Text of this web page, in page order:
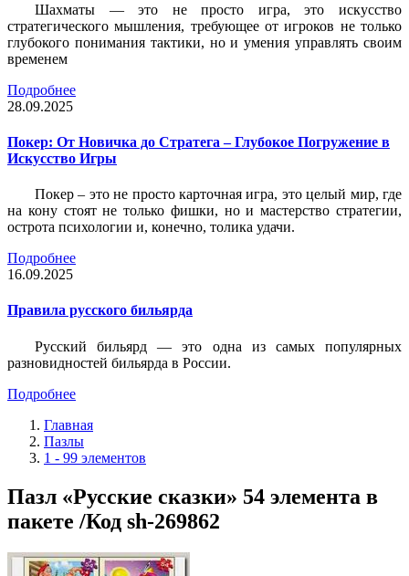
Шахматы — это не просто игра, это искусство
стратегического мышления, требующее от игроков не только
глубокого понимания тактики, но и умения управлять своим
временем
Подробнее
28.09.2025
Покер: От Новичка до Стратега – Глубокое Погружение в
Искусство Игры
Покер – это не просто карточная игра, это целый мир, где
на кону стоят не только фишки, но и мастерство стратегии,
острота психологии и, конечно, толика удачи.
Подробнее
16.09.2025
Правила русского бильярда
Русский бильярд — это одна из самых популярных
разновидностей бильярда в России.
Подробнее
Главная
Пазлы
1 - 99 элементов
Пазл «Русские сказки» 54 элемента в
пакете /Код sh-269862